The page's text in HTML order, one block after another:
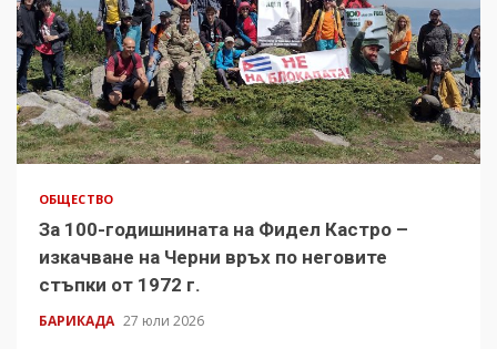
ОБЩЕСТВО
За 100-годишнината на Фидел Кастро –
изкачване на Черни връх по неговите
стъпки от 1972 г.
БАРИКАДА 27 юли 2026